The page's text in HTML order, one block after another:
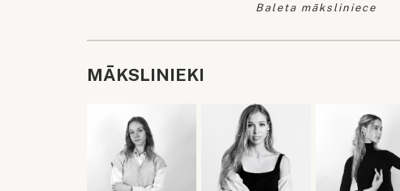
Baleta māksliniece
MĀKSLINIEKI